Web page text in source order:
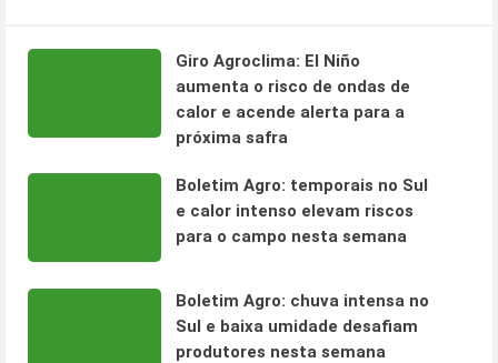
Giro Agroclima: El Niño
aumenta o risco de ondas de
calor e acende alerta para a
próxima safra
Boletim Agro: temporais no Sul
e calor intenso elevam riscos
para o campo nesta semana
Boletim Agro: chuva intensa no
Sul e baixa umidade desafiam
produtores nesta semana